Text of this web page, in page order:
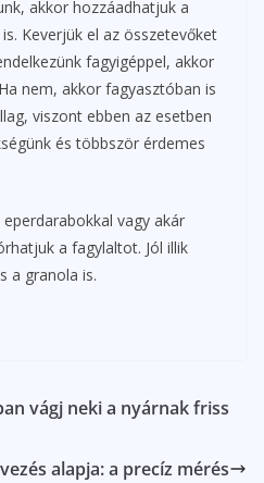
akkor hozzáadhatjuk a
Keverjük el az összetevőket
fagyigéppel, akkor
nem, akkor fagyasztóban is
viszont ebben az esetben
és többször érdemes
vagy akár
a fagylaltot. Jól illik
a granola is.
vágj neki a nyárnak friss
alapja: a precíz mérés